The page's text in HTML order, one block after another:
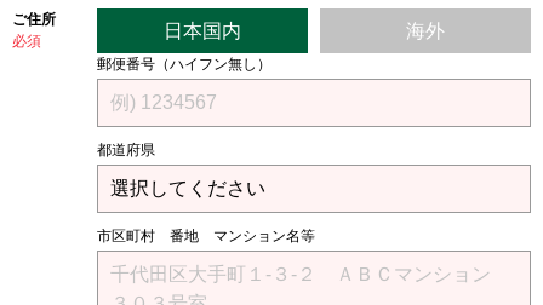
ご住所
必須
日本国内 海外
郵便番号（ハイフン無し）
都道府県
市区町村 番地 マンション名等